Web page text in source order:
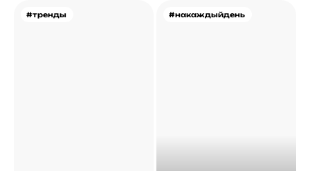
#тренды #накаждыйдень